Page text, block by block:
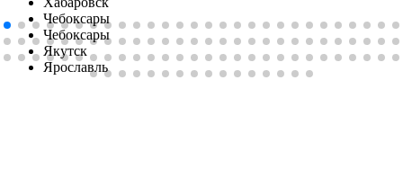
Чебоксары
Чебоксары
Якутск
Ярославль